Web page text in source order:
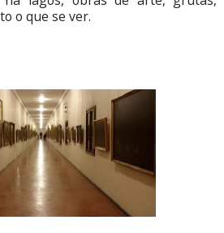
o que se ver.